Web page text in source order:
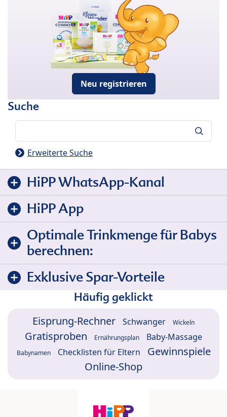
Neu registrieren
Suche
Erweiterte Suche
HiPP WhatsApp-Kanal
HiPP App
Optimale Trinkmenge für Babys
berechnen:
Exklusive Spar-Vorteile
Häufig geklickt
Eisprung-Rechner Schwanger Wickeln
Gratisproben Ernährungsplan Baby-Massage
Babynamen Checklisten für Eltern
Gewinnspiele
Online-Shop